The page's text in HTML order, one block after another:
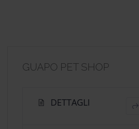
GUAPO PET SHOP
DETTAGLI